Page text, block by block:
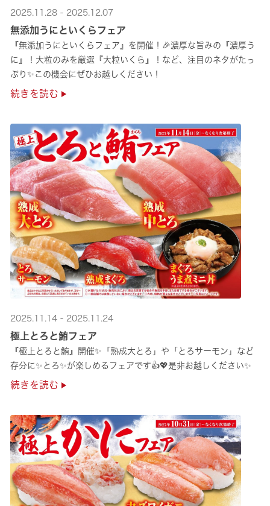
2025.11.28 - 2025.12.07
無添加うにといくらフェア
『無添加うにといくらフェア』を開催！🎉濃厚な旨みの『濃厚う
に』！大粒のみを厳選『大粒いくら』！など、注目のネタがたっ
ぷり✨この機会にぜひお越しください！
続きを読む
2025.11.14 - 2025.11.24
極上とろと鮪フェア
『極上とろと鮪』開催✨「熟成大とろ」や「とろサーモン」など
存分に✨とろ✨が楽しめるフェアです👍💖是非お越しください✨
続きを読む